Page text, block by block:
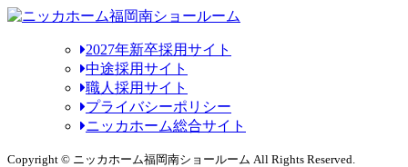
2027年新卒採用サイト
中途採用サイト
職人採用サイト
プライバシーポリシー
ニッカホーム総合サイト
Copyright © ニッカホーム福岡南ショールーム All Rights Reserved.